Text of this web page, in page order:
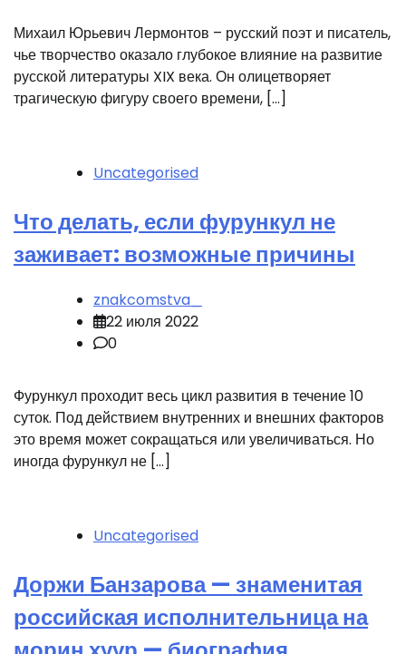
Михаил Юрьевич Лермонтов – русский поэт и писатель,
чье творчество оказало глубокое влияние на развитие
русской литературы XIX века. Он олицетворяет
трагическую фигуру своего времени, […]
Uncategorised
Что делать, если фурункул не
заживает: возможные причины
znakcomstva_
22 июля 2022
0
Фурункул проходит весь цикл развития в течение 10
суток. Под действием внутренних и внешних факторов
это время может сокращаться или увеличиваться. Но
иногда фурункул не […]
Uncategorised
Доржи Банзарова — знаменитая
российская исполнительница на